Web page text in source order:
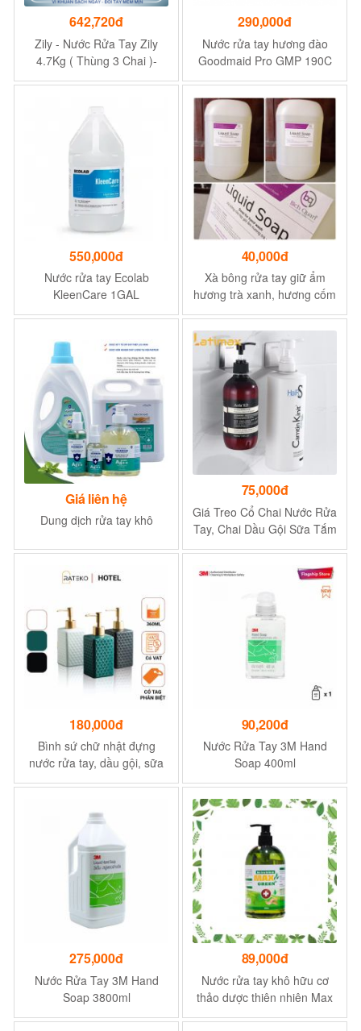
642,720đ
Zily - Nước Rửa Tay Zily
4.7Kg ( Thùng 3 Chai )-
Sạch 99% Vi Khuẩn - Tặng
290,000đ
Nước rửa tay hương đào
Goodmaid Pro GMP 190C
HL CHERRY 5L
550,000đ
Nước rửa tay Ecolab
KleenCare 1GAL
40,000đ
Xà bông rửa tay giữ ẩm
hương trà xanh, hương cốm
nhật LIQUID SOAP, V-CARE
Giá liên hệ
Dung dịch rửa tay khô
75,000đ
Giá Treo Cổ Chai Nước Rửa
Tay, Chai Dầu Gội Sữa Tắm
Latimax Inox 304 dán tường
180,000đ
Bình sứ chữ nhật đựng
nước rửa tay, dầu gội, sữa
tắm RATEKO CS02 360ml
90,200đ
Nước Rửa Tay 3M Hand
Soap 400ml
275,000đ
Nước Rửa Tay 3M Hand
Soap 3800ml
89,000đ
Nước rửa tay khô hữu cơ
thảo dược thiên nhiên Max
Green